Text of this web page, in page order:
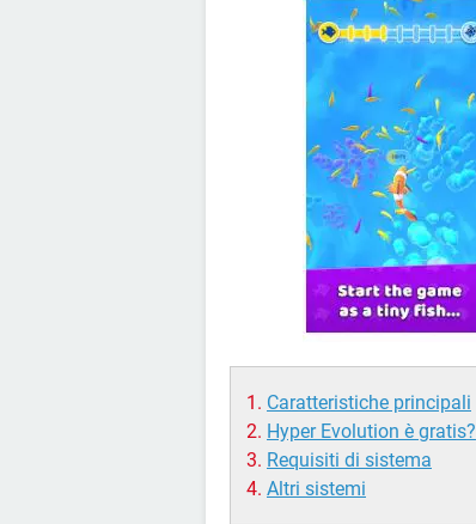
Caratteristiche principali
Hyper Evolution è gratis?
Requisiti di sistema
Altri sistemi